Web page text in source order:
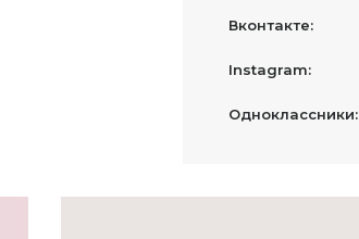
Вконтакте:
Instagram:
Одноклассники: